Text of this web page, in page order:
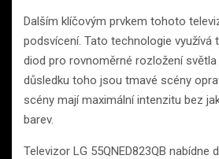
Dalším klíčovým prvkem tohoto
podsvícení. Tato technologie využívá
diod pro rovnoměrné rozložení
důsledku toho jsou tmavé scény
scény mají maximální intenzitu bez
barev.
Televizor LG 55QNED823QB nabídne